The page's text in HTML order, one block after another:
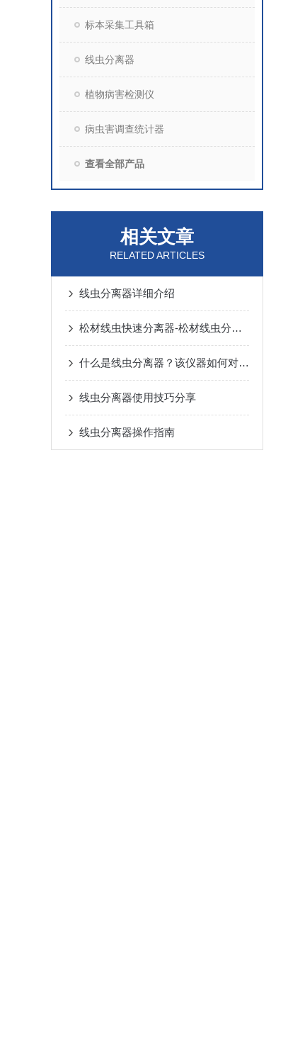
标本采集工具箱
线虫分离器
植物病害检测仪
病虫害调查统计器
查看全部产品
相关文章
RELATED ARTICLES
线虫分离器详细介绍
松材线虫快速分离器-松材线虫分离器特点
什么是线虫分离器？该仪器如何对植物线虫进行分离？
线虫分离器使用技巧分享
线虫分离器操作指南